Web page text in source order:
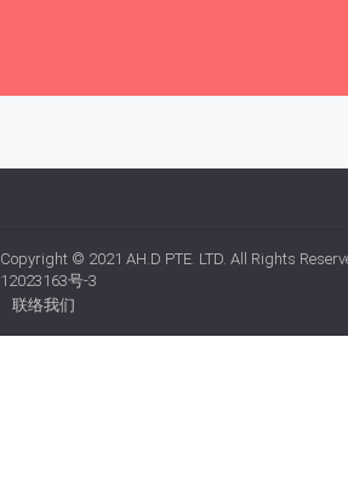
Copyright © 2021 AH.D PTE. LTD. All Rights
12023163号-3
联络我们